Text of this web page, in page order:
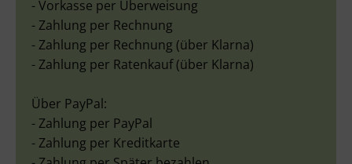
- Vorkasse per Überweisung
- Zahlung per Rechnung
- Zahlung per Rechnung (über Klarna)
- Zahlung per Ratenkauf (über Klarna)
Über PayPal:
- Zahlung per PayPal
- Zahlung per Kreditkarte